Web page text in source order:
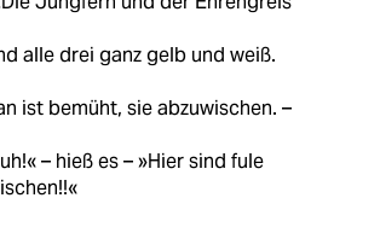
alle drei ganz gelb und weiß.
ist bemüht, sie abzuwischen. –
– hieß es – »Hier sind fule